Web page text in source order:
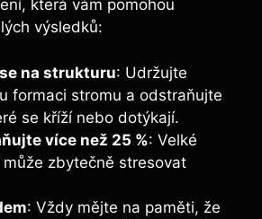
která vám pomohou
výsledků:
na strukturu: Udržujte
formaci stromu a odstraňujte
se kříží nebo dotýkají.
více než 25 %: Velké
může zbytečně stresovat
: Vždy mějte na paměti, že